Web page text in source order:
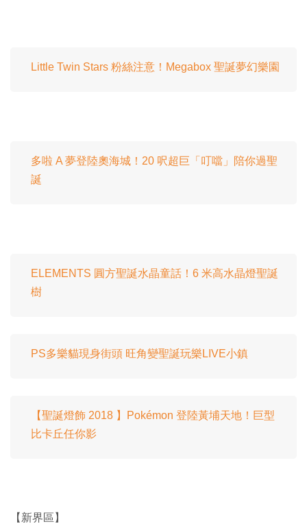
Little Twin Stars 粉絲注意！Megabox 聖誕夢幻樂園
多啦 A 夢登陸奧海城！20 呎超巨「叮噹」陪你過聖
誕
ELEMENTS 圓方聖誕水晶童話！6 米高水晶燈聖誕
樹
PS多樂貓現身街頭 旺角變聖誕玩樂LIVE小鎮
【聖誕燈飾 2018 】Pokémon 登陸黃埔天地！巨型
比卡丘任你影
【新界區】